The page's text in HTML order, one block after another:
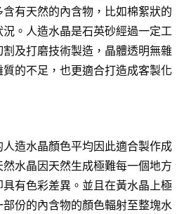
有天然的內含物，比如棉絮狀的
。人造水晶是石英砂經過一定工
及打磨技術製造，晶體透明無雜
的不足，也更適合打造成客製化
造水晶顏色平均因此適合製作成
水晶因天然生成極難每一個地方
有色彩差異。並且在黃水晶上極
份的內含物的顏色輻射至整塊水